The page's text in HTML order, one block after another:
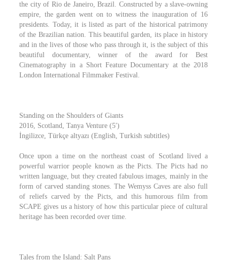
the city of Rio de Janeiro, Brazil. Constructed by a slave-owning
empire, the garden went on to witness the inauguration of 16
presidents. Today, it is listed as part of the historical patrimony
of the Brazilian nation. This beautiful garden, its place in history
and in the lives of those who pass through it, is the subject of this
beautiful documentary, winner of the award for Best
Cinematography in a Short Feature Documentary at the 2018
London International Filmmaker Festival.
Standing on the Shoulders of Giants
2016, Scotland, Tanya Venture (5′)
İngilizce, Türkçe altyazı (English, Turkish subtitles)
Once upon a time on the northeast coast of Scotland lived a
powerful warrior people known as the Picts. The Picts had no
written language, but they created fabulous images, mainly in the
form of carved standing stones. The Wemyss Caves are also full
of reliefs carved by the Picts, and this humorous film from
SCAPE gives us a history of how this particular piece of cultural
heritage has been recorded over time.
Tales from the Island: Salt Pans